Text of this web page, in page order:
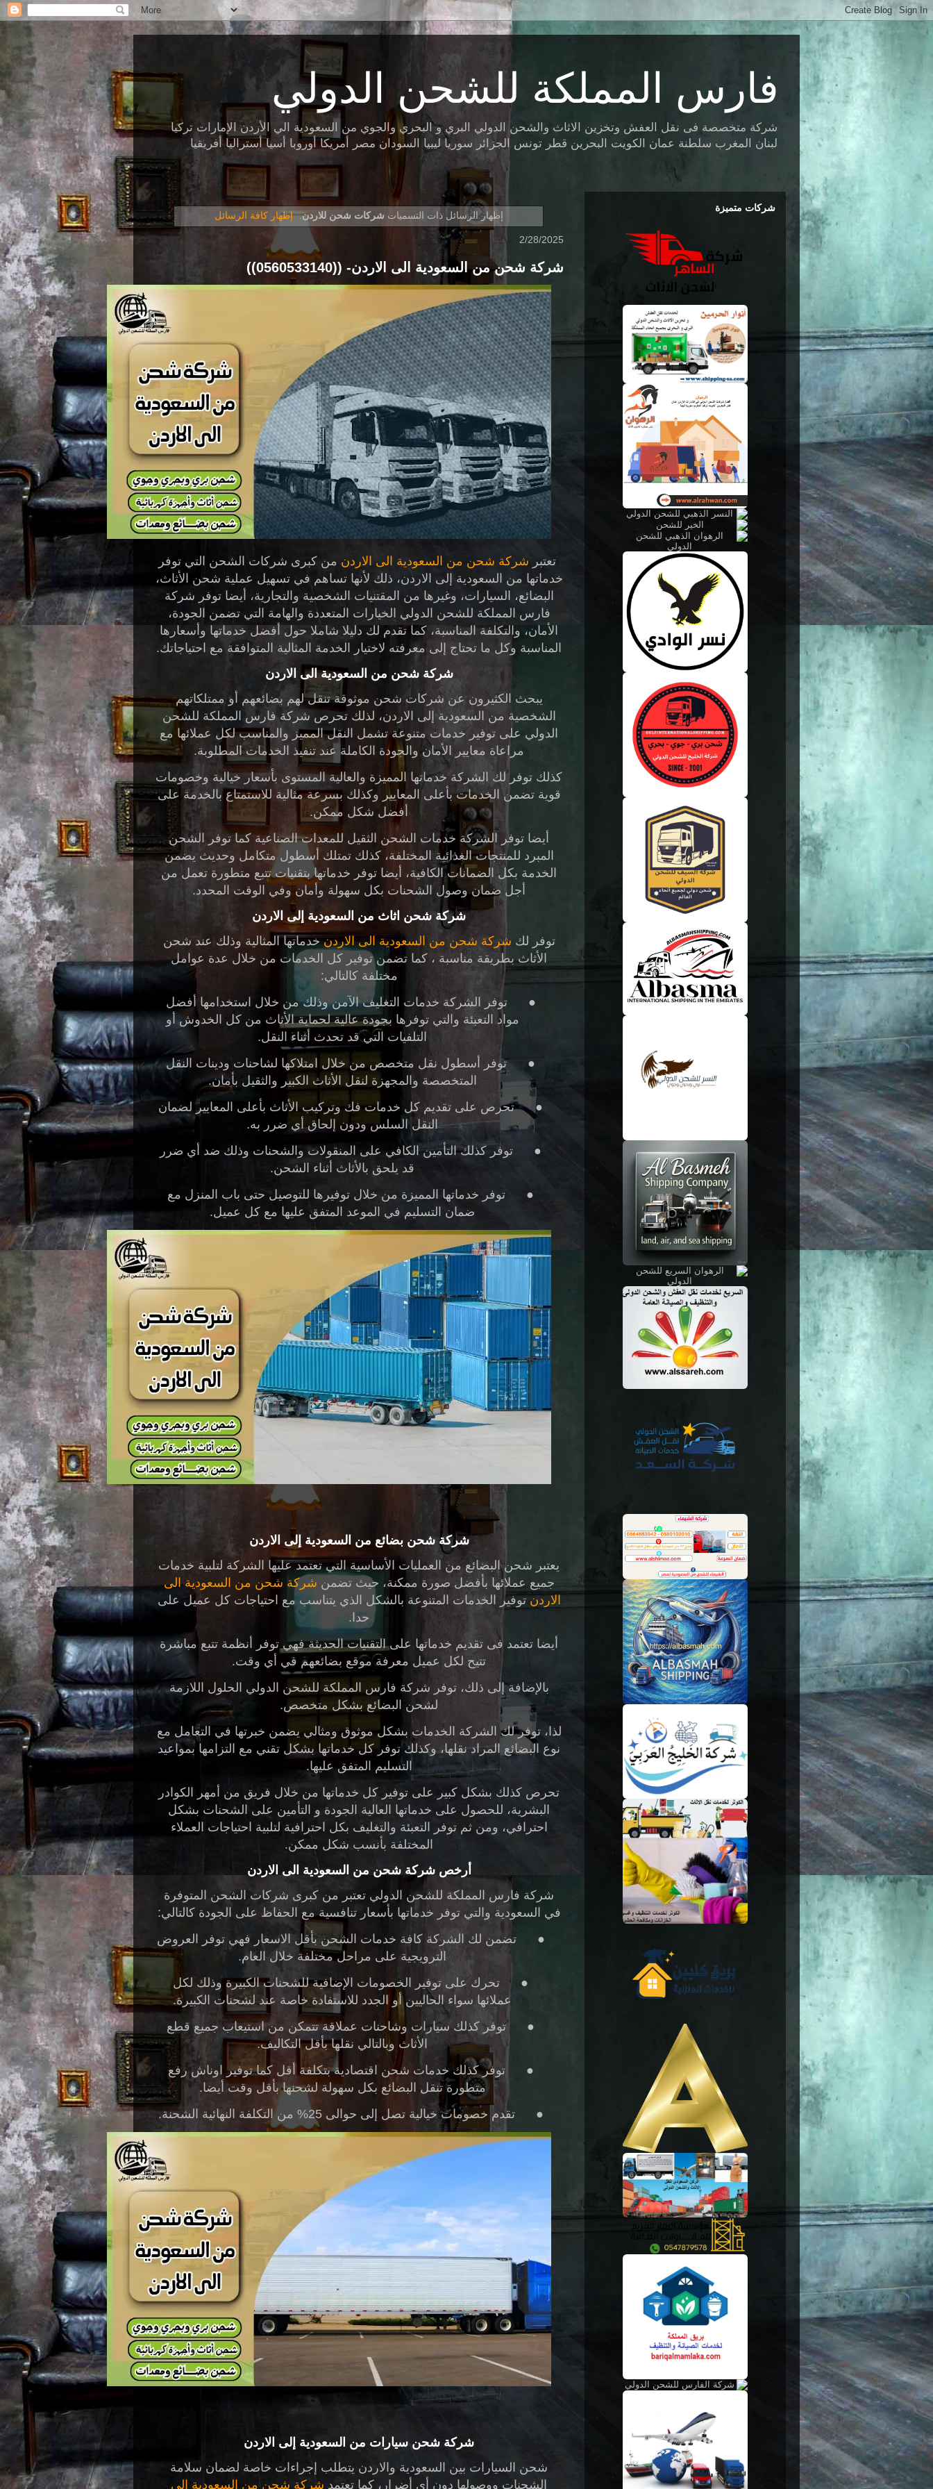
فارس المملكة للشحن الدولي
شركة متخصصة فى نقل العفش وتخزين الاثاث والشحن الدولي البري و البحري والجوي من السعودية الي الأردن الإمارات تركيا
لبنان المغرب سلطنة عمان الكويت البحرين قطر تونس الجزائر سوريا ليبيا السودان مصر أمريكا أوروبا أسيا أستراليا أفريقيا
‏إظهار الرسائل ذات التسميات شركات شحن للاردن. إظهار كافة الرسائل
2/28/2025
شركة شحن من السعودية الى الاردن- ((0560533140))
تعتبر شركة شحن من السعودية الى الاردن من كبرى شركات الشحن التي توفر
خدماتها من السعودية إلى الاردن، ذلك لأنها تساهم في تسهيل عملية شحن الأثاث،
البضائع، السيارات، وغيرها من المقتنيات الشخصية والتجارية، أيضا توفر شركة
فارس المملكة للشحن الدولي الخيارات المتعددة والهامة التي تضمن الجودة،
الأمان، والتكلفة المناسبة، كما تقدم لك دليلا شاملا حول أفضل خدماتها وأسعارها
المناسبة وكل ما تحتاج إلى معرفته لاختيار الخدمة المثالية المتوافقة مع احتياجاتك.
شركة شحن من السعودية الى الاردن
يبحث الكثيرون عن شركات شحن موثوقة تنقل لهم بضائعهم أو ممتلكاتهم
الشخصية من السعودية إلى الاردن، لذلك تحرص شركة فارس المملكة للشحن
الدولي على توفير خدمات متنوعة تشمل النقل المميز والمناسب لكل عملائها مع
مراعاة معايير الأمان والجودة الكاملة عند تنفيذ الخدمات المطلوبة.
كذلك توفر لك الشركة خدماتها المميزة والعالية المستوى بأسعار خيالية وخصومات
قوية تضمن الخدمات بأعلى المعايير وكذلك بسرعة مثالية للاستمتاع بالخدمة على
أفضل شكل ممكن.
أيضا توفر الشركة خدمات الشحن الثقيل للمعدات الصناعية كما توفر الشحن
المبرد للمنتجات الغذائية المختلفة، كذلك تمتلك أسطول متكامل وحديث يضمن
الخدمة بكل الضمانات الكافية، أيضا توفر خدماتها بتقنيات تتبع متطورة تعمل من
أجل ضمان وصول الشحنات بكل سهولة وأمان وفي الوقت المحدد.
شركة شحن اثاث من السعودية إلى الاردن
توفر لك شركة شحن من السعودية الى الاردن خدماتها المثالية وذلك عند شحن
الأثاث بطريقة مناسبة ، كما تضمن توفير كل الخدمات من خلال عدة عوامل
مختلفة كالتالي:
●
توفر الشركة خدمات التغليف الآمن وذلك من خلال استخدامها أفضل
مواد التعبئة والتي توفرها بجودة عالية لحماية الأثاث من كل الخدوش أو
التلفيات التي قد تحدث أثناء النقل.
●
توفر أسطول نقل متخصص من خلال امتلاكها لشاحنات ودينات النقل
المتخصصة والمجهزة لنقل الأثاث الكبير والثقيل بأمان.
●
تحرص على تقديم كل خدمات فك وتركيب الأثاث بأعلى المعايير لضمان
النقل السلس ودون إلحاق أي ضرر به.
●
توفر كذلك التأمين الكافي على المنقولات والشحنات وذلك ضد أي ضرر
قد يلحق بالأثاث أثناء الشحن.
●
توفر خدماتها المميزة من خلال توفيرها للتوصيل حتى باب المنزل مع
ضمان التسليم في الموعد المتفق عليها مع كل عميل.
شركة شحن بضائع من السعودية إلى الاردن
يعتبر شحن البضائع من العمليات الأساسية التي تعتمد عليها الشركة لتلبية خدمات
جميع عملائها بأفضل صورة ممكنة، حيث تضمن شركة شحن من السعودية الى
الاردن توفير الخدمات المتنوعة بالشكل الذي يتناسب مع احتياجات كل عميل على
حدا.
أيضا تعتمد فى تقديم خدماتها على التقنيات الحديثة فهي توفر أنظمة تتبع مباشرة
تتيح لكل عميل معرفة موقع بضائعهم في أي وقت.
بالإضافة إلى ذلك، توفر شركة فارس المملكة للشحن الدولي الحلول اللازمة
لشحن البضائع بشكل متخصص.
لذا، توفر لك الشركة الخدمات بشكل موثوق ومثالي يضمن خبرتها في التعامل مع
نوع البضائع المراد نقلها، وكذلك توفر كل خدماتها بشكل تقني مع التزامها بمواعيد
التسليم المتفق عليها.
تحرص كذلك بشكل كبير على توفير كل خدماتها من خلال فريق من أمهر الكوادر
البشرية، للحصول على خدماتها العالية الجودة و التأمين على الشحنات بشكل
احترافي، ومن ثم توفر التعبئة والتغليف بكل احترافية لتلبية احتياجات العملاء
المختلفة بأنسب شكل ممكن.
أرخص شركة شحن من السعودية الى الاردن
شركة فارس المملكة للشحن الدولي تعتبر من كبرى شركات الشحن المتوفرة
في السعودية والتي توفر خدماتها بأسعار تنافسية مع الحفاظ على الجودة كالتالي:
●
تضمن لك الشركة كافة خدمات الشحن بأقل الاسعار فهي توفر العروض
الترويجية على مراحل مختلفة خلال العام.
●
تحرك على توفير الخصومات الإضافية للشحنات الكبيرة وذلك لكل
عملائها سواء الحاليين أو الجدد للاستفادة خاصة عند لشحنات الكبيرة.
●
توفر كذلك سيارات وشاحنات عملاقة تتمكن من استيعاب جميع قطع
الأثاث وبالتالي نقلها بأقل التكاليف.
●
توفر كذلك خدمات شحن اقتصادية بتكلفة أقل كما توفير اوناش رفع
متطورة تنقل البضائع بكل سهولة لشحنها بأقل وقت أيضا.
●
تقدم خصومات خيالية تصل إلى حوالى 25% من التكلفة النهائية الشحنة.
شركة شحن سيارات من السعودية إلى الاردن
شحن السيارات بين السعودية والاردن يتطلب إجراءات خاصة لضمان سلامة
الشحنات ووصولها دون أي أضرار، كما تعتمد شركة شحن من السعودية الى
شركات متميزة